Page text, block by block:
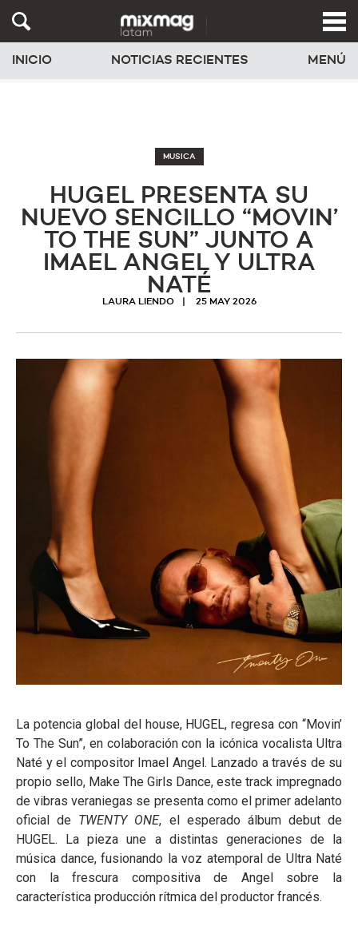
INICIO NOTICIAS RECIENTES MENÚ
MUSICA
HUGEL PRESENTA SU
NUEVO SENCILLO “MOVIN’
TO THE SUN” JUNTO A
IMAEL ANGEL Y ULTRA
NATÉ
LAURA LIENDO 25 MAY 2026
La potencia global del house, HUGEL, regresa con “Movin’
To The Sun”, en colaboración con la icónica vocalista Ultra
Naté y el compositor Imael Angel. Lanzado a través de su
propio sello, Make The Girls Dance, este track impregnado
de vibras veraniegas se presenta como el primer adelanto
oficial de TWENTY ONE, el esperado álbum debut de
HUGEL. La pieza une a distintas generaciones de la
música dance, fusionando la voz atemporal de Ultra Naté
con la frescura compositiva de Angel sobre la
característica producción rítmica del productor francés.